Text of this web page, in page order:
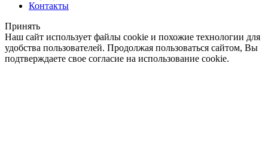
Контакты
Принять
Наш сайт использует файлы cookie и похожие технологии для
удобства пользователей. Продолжая пользоваться сайтом, Вы
подтверждаете свое согласие на использование cookie.